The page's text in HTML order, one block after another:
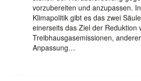
vorzubereiten und anzupassen.
Klimapolitik gibt es das zwei
einerseits das Ziel der Reduktion
Treibhausgasemissionen,
Anpassung…